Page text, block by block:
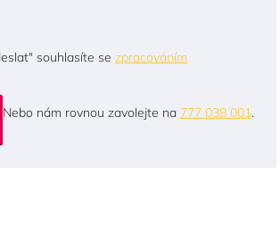
souhlasíte sezpracováním
Nebo nám rovnou zavolejte na 777 038 001.